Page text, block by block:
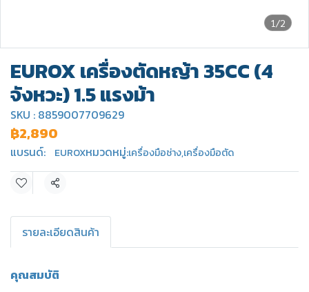
1/2
EUROX เครื่องตัดหญ้า 35CC (4
จังหวะ) 1.5 แรงม้า
SKU : 8859007709629
฿2,890
แบรนด์: EUROXหมวดหมู่:เครื่องมือช่าง,เครื่องมือตัด
แชร์
รายละเอียดสินค้า
คุณสมบัติ